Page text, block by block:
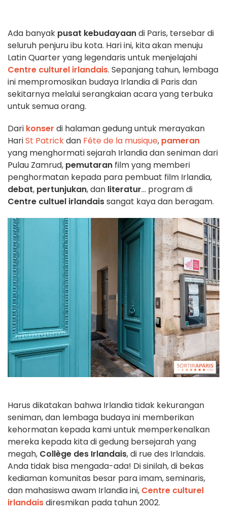
Ada banyak pusat kebudayaandi Paris, tersebar di
seluruh penjuru ibu kota. Hari ini, kita akan menuju
Latin Quarter yang legendaris untuk menjelajahi
Centre culturel irlandais. Sepanjang tahun, lembaga
ini mempromosikan budaya Irlandia di Paris dan
sekitarnya melalui serangkaian acara yang terbuka
untuk semua orang.
Dari konser di halaman gedung untuk merayakan
HariSt Patrickdan Fête de la musique, pameran
yang menghormati sejarah Irlandia dan seniman dari
Pulau Zamrud, pemutaran film yang memberi
penghormatan kepada para pembuat film Irlandia,
debat, pertunjukan, dan literatur... program di
Centre cultuel irlandaissangat kaya dan beragam.
Harus dikatakan bahwa Irlandia tidak kekurangan
seniman, dan lembaga budaya ini memberikan
kehormatan kepada kami untuk memperkenalkan
mereka kepada kita di gedung bersejarah yang
megah, Collège des Irlandais, di rue des Irlandais.
Anda tidak bisa mengada-ada! Di sinilah, di bekas
kediaman komunitas besar para imam, seminaris,
dan mahasiswa awam Irlandia ini, Centre culturel
irlandaisdiresmikan pada tahun 2002.